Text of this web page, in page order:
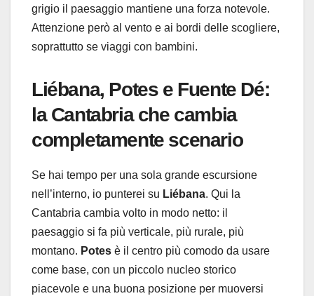
grigio il paesaggio mantiene una forza notevole.
Attenzione però al vento e ai bordi delle scogliere,
soprattutto se viaggi con bambini.
Liébana, Potes e Fuente Dé:
la Cantabria che cambia
completamente scenario
Se hai tempo per una sola grande escursione
nell’interno, io punterei su Liébana. Qui la
Cantabria cambia volto in modo netto: il
paesaggio si fa più verticale, più rurale, più
montano. Potes è il centro più comodo da usare
come base, con un piccolo nucleo storico
piacevole e una buona posizione per muoversi